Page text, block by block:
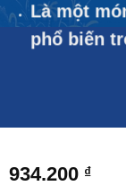
Là một
phổ biến
934.200 ₫